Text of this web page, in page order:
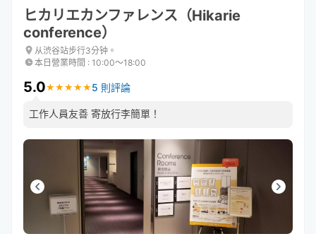
ヒカリエカンファレンス（Hikarie
conference）
从渋谷站步行3分钟。
本日營業時間 : 10:00〜18:00
5.0★ ★ ★ ★ ★
★ ★ ★ ★ ★ 5 則評論
工作人員友善 寄放行李簡單！